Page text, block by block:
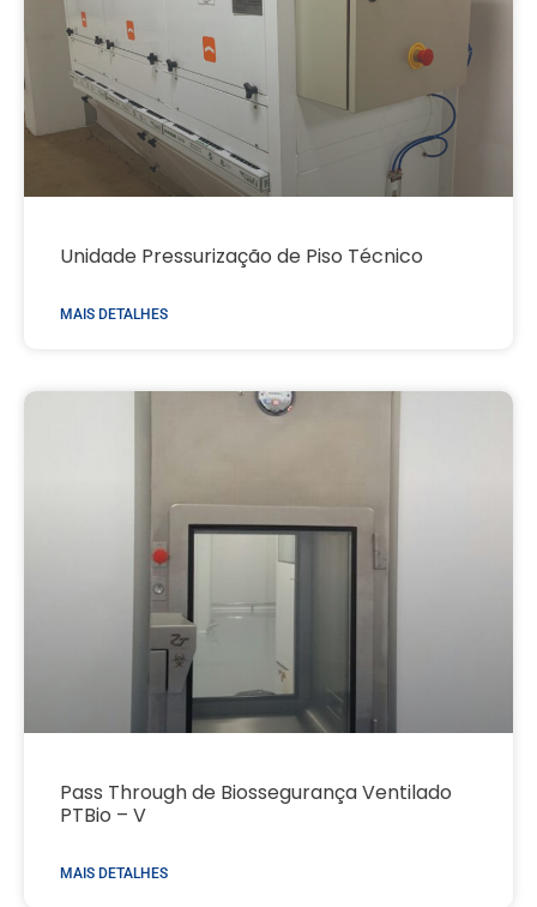
Unidade Pressurização de Piso Técnico
MAIS DETALHES
Pass Through de Biossegurança Ventilado
PTBio – V
MAIS DETALHES